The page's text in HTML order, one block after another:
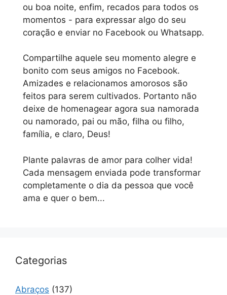
ou boa noite, enfim, recados para todos os
momentos - para expressar algo do seu
coração e enviar no Facebook ou Whatsapp.
Compartilhe aquele seu momento alegre e
bonito com seus amigos no Facebook.
Amizades e relacionamos amorosos são
feitos para serem cultivados. Portanto não
deixe de homenagear agora sua namorada
ou namorado, pai ou mão, filha ou filho,
família, e claro, Deus!
Plante palavras de amor para colher vida!
Cada mensagem enviada pode transformar
completamente o dia da pessoa que você
ama e quer o bem...
Categorias
Abraços (137)